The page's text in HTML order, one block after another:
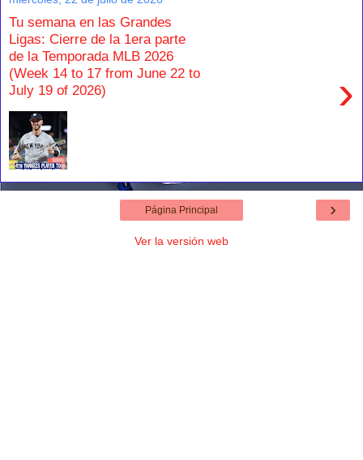
Tu semana en las Grandes
Ligas: Cierre de la 1era parte
de la Temporada MLB 2026
(Week 14 to 17 from June 22 to
July 19 of 2026)
›
›
Página Principal
Ver la versión web